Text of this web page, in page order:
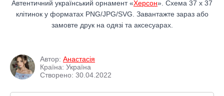
Автентичний український орнамент «Херсон». Схема 37 x 37
клітинок у форматах PNG/JPG/SVG. Завантажте зараз або
замовте друк на одязі та аксесуарах.
Автор: Анастасія
Країна: Україна
Створено: 30.04.2022